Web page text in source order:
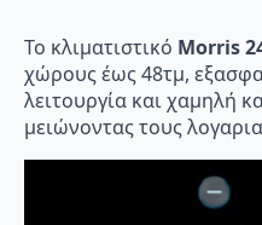
Το κλιματιστικό Morris
χώρους έως 48τμ,
λειτουργία και χαμηλή
μειώνοντας τους